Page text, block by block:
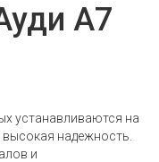
А7
устанавливаются на
надежность.
и